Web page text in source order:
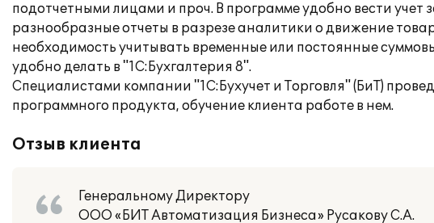
подотчетными лицами и проч. В программе удобно вести
разнообразные отчеты в разрезе аналитики о движение
необходимость учитывать временные или постоянные
удобно делать в "1С:Бухгалтерия 8".
Специалистами компании "1С:Бухучет и Торговля" (БиТ)
программного продукта, обучение клиента работе в нем.
Отзыв клиента
Генеральному Директору
ООО «БИТ Автоматизация Бизнеса» Русакову С.А.